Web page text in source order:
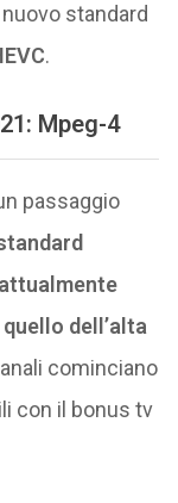
standard
.
Mpeg-4
passaggio
dell’alta
cominciano
con il bonus tv